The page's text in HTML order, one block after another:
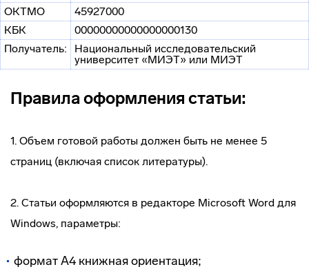
ОКТМО
45927000
КБК
00000000000000000130
Получатель:
Национальный исследовательский
университет «МИЭТ» или МИЭТ
Правила оформления статьи:
1. Объем готовой работы должен быть не менее 5
страниц (включая список литературы).
2. Статьи оформляются в редакторе Microsoft Word для
Windows, параметры:
формат А4 книжная ориентация;